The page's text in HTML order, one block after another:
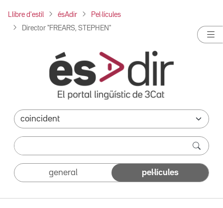
Llibre d'estil ésAdir Pel·lícules
Director "FREARS, STEPHEN"
general pel·lícules